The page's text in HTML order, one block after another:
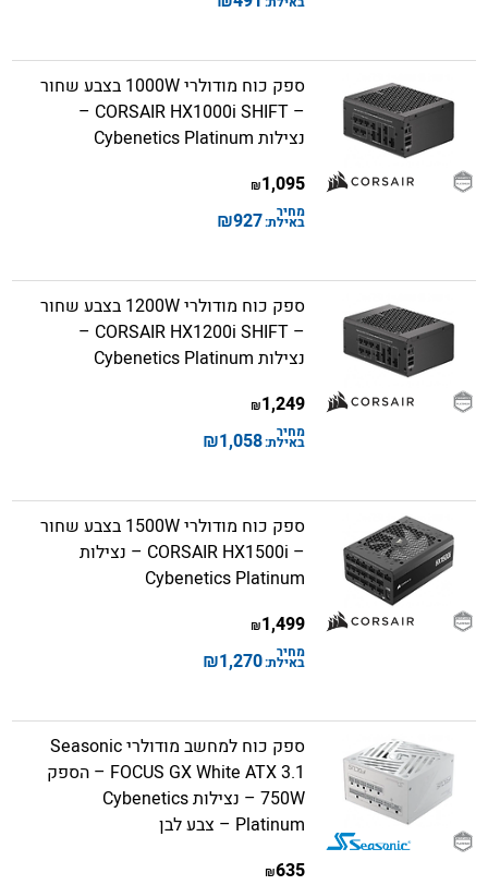
ספק כוח מודולרי 1000W בצבע שחור
– CORSAIR HX1000i SHIFT –
נצילות Cybenetics Platinum
1,095
₪
מחיר
באילת:927
₪
ספק כוח מודולרי 1200W בצבע שחור
– CORSAIR HX1200i SHIFT –
נצילות Cybenetics Platinum
1,249
₪
מחיר
באילת:1,058
₪
ספק כוח מודולרי 1500W בצבע שחור
– CORSAIR HX1500i – נצילות
Cybenetics Platinum
1,499
₪
מחיר
באילת:1,270
₪
ספק כוח למחשב מודולרי Seasonic
FOCUS GX White ATX 3.1 – הספק
750W – נצילות Cybenetics
Platinum – צבע לבן
635
₪